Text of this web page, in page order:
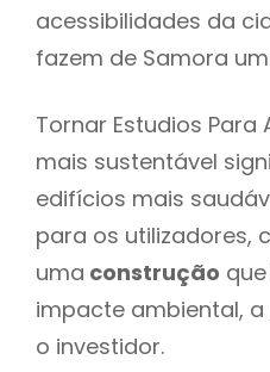
acessibilidades da
fazem de Samora
Tornar Estudios Para
mais sustentável
edifícios mais
para os utilizadores,
uma construção
impacte ambiental,
o investidor.